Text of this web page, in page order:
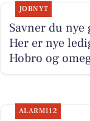
JOBNYT
Savner du nye
Her er nye
Hobro og
ALARM112